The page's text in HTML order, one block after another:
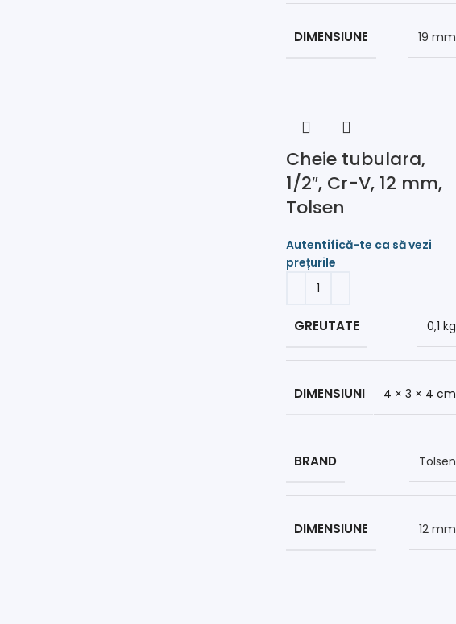
DIMENSIUNE 19 mm
Cheie tubulara,
1/2″, Cr-V, 12 mm,
Tolsen
GREUTATE 0,1 kg
DIMENSIUNI 4 × 3 × 4 cm
BRAND Tolsen
DIMENSIUNE 12 mm